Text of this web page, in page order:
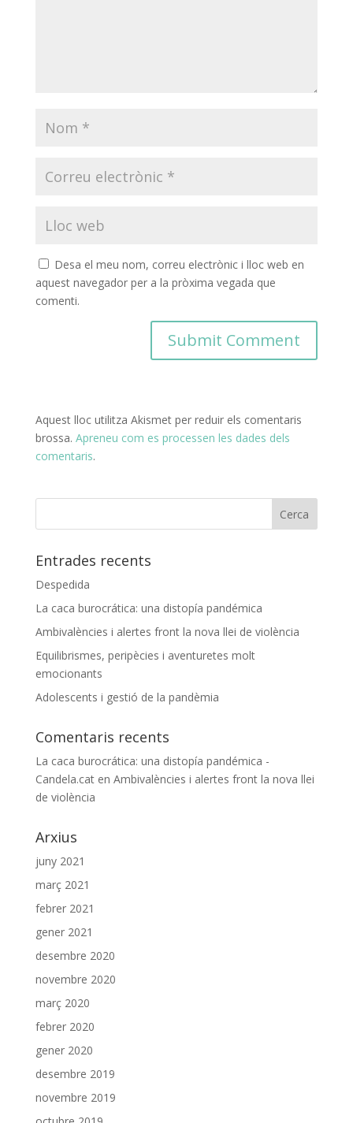
Desa el meu nom, correu electrònic i lloc web en
aquest navegador per a la pròxima vegada que
comenti.
Aquest lloc utilitza Akismet per reduir els comentaris
brossa. Apreneu com es processen les dades dels
comentaris.
Entrades recents
Despedida
La caca burocrática: una distopía pandémica
Ambivalències i alertes front la nova llei de violència
Equilibrismes, peripècies i aventuretes molt
emocionants
Adolescents i gestió de la pandèmia
Comentaris recents
La caca burocrática: una distopía pandémica -
Candela.caten Ambivalències i alertes front la nova llei
de violència
Arxius
juny 2021
març 2021
febrer 2021
gener 2021
desembre 2020
novembre 2020
març 2020
febrer 2020
gener 2020
desembre 2019
novembre 2019